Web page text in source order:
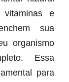
e
sua
organismo
Essa
para